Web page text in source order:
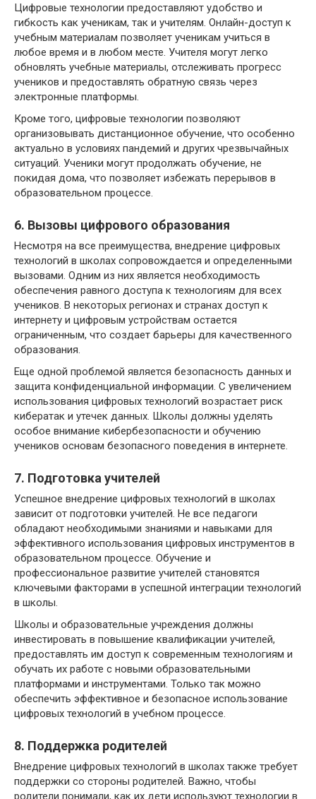
Цифровые технологии предоставляют удобство и
гибкость как ученикам, так и учителям. Онлайн-доступ к
учебным материалам позволяет ученикам учиться в
любое время и в любом месте. Учителя могут легко
обновлять учебные материалы, отслеживать прогресс
учеников и предоставлять обратную связь через
электронные платформы.
Кроме того, цифровые технологии позволяют
организовывать дистанционное обучение, что особенно
актуально в условиях пандемий и других чрезвычайных
ситуаций. Ученики могут продолжать обучение, не
покидая дома, что позволяет избежать перерывов в
образовательном процессе.
6. Вызовы цифрового образования
Несмотря на все преимущества, внедрение цифровых
технологий в школах сопровождается и определенными
вызовами. Одним из них является необходимость
обеспечения равного доступа к технологиям для всех
учеников. В некоторых регионах и странах доступ к
интернету и цифровым устройствам остается
ограниченным, что создает барьеры для качественного
образования.
Еще одной проблемой является безопасность данных и
защита конфиденциальной информации. С увеличением
использования цифровых технологий возрастает риск
кибератак и утечек данных. Школы должны уделять
особое внимание кибербезопасности и обучению
учеников основам безопасного поведения в интернете.
7. Подготовка учителей
Успешное внедрение цифровых технологий в школах
зависит от подготовки учителей. Не все педагоги
обладают необходимыми знаниями и навыками для
эффективного использования цифровых инструментов в
образовательном процессе. Обучение и
профессиональное развитие учителей становятся
ключевыми факторами в успешной интеграции технологий
в школы.
Школы и образовательные учреждения должны
инвестировать в повышение квалификации учителей,
предоставлять им доступ к современным технологиям и
обучать их работе с новыми образовательными
платформами и инструментами. Только так можно
обеспечить эффективное и безопасное использование
цифровых технологий в учебном процессе.
8. Поддержка родителей
Внедрение цифровых технологий в школах также требует
поддержки со стороны родителей. Важно, чтобы
родители понимали, как их дети используют технологии в